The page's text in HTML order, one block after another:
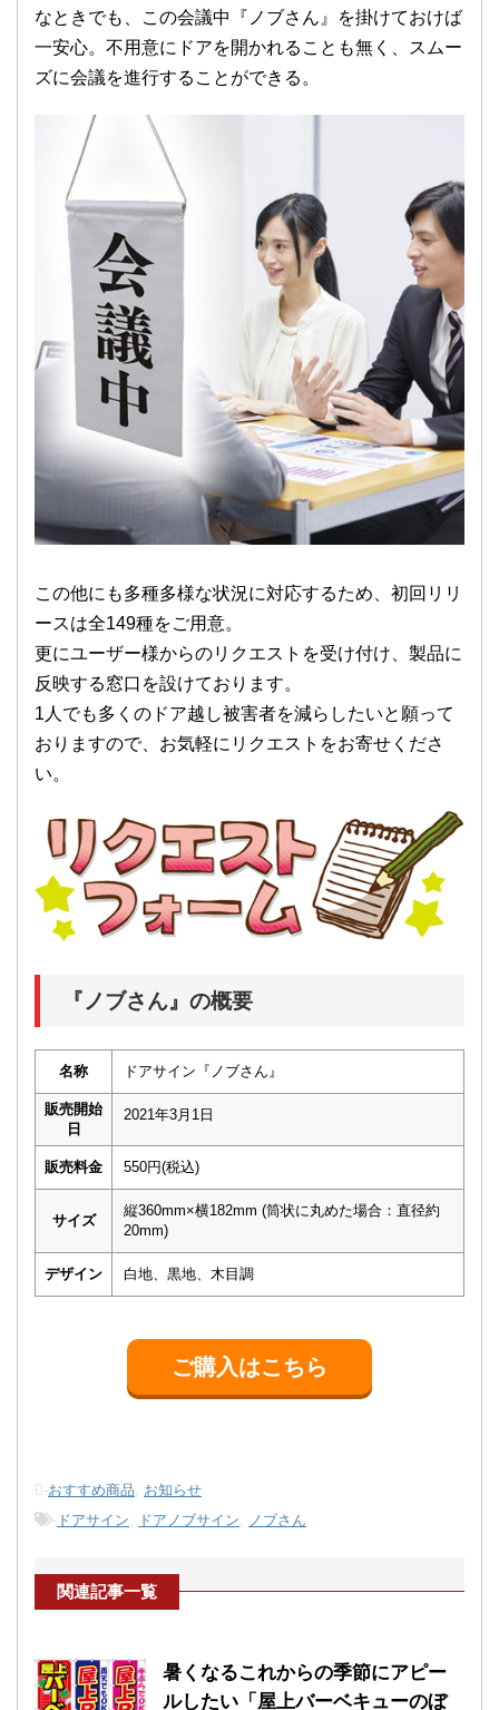
なときでも、この会議中『ノブさん』を掛けておけば
一安心。不用意にドアを開かれることも無く、スムー
ズに会議を進行することができる。
この他にも多種多様な状況に対応するため、初回リリ
ースは全149種をご用意。
更にユーザー様からのリクエストを受け付け、製品に
反映する窓口を設けております。
1人でも多くのドア越し被害者を減らしたいと願って
おりますので、お気軽にリクエストをお寄せくださ
い。
『ノブさん』の概要
名称 ドアサイン『ノブさん』
販売開始
日
2021年3月1日
販売料金 550円(税込)
サイズ
縦360mm×横182mm (筒状に丸めた場合：直径約
20mm)
デザイン 白地、黒地、木目調
ご購入はこちら
-おすすめ商品
お知らせ
- ドアサイン ドアノブサイン ノブさん
関連記事一覧
暑くなるこれからの季節にアピー
ルしたい「屋上バーベキューのぼ